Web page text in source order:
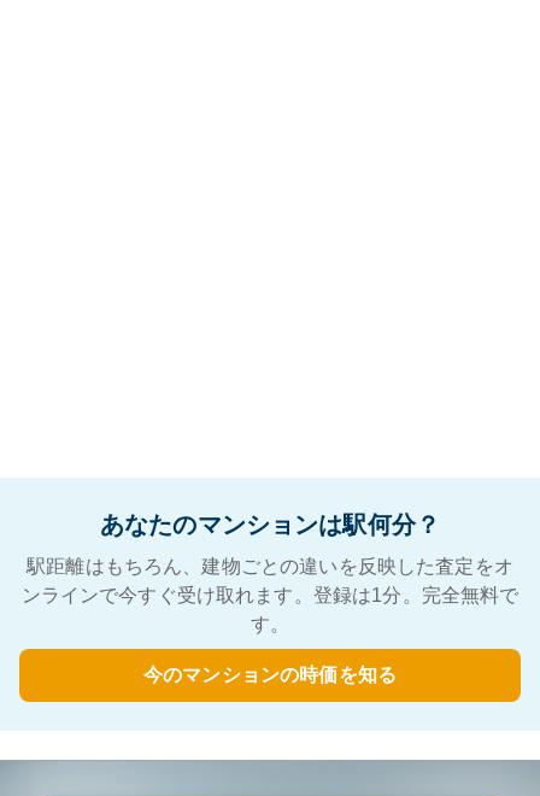
あなたのマンションは駅何分？
駅距離はもちろん、建物ごとの違いを反映した査定をオ
ンラインで今すぐ受け取れます。登録は1分。完全無料で
す。
今のマンションの時価を知る